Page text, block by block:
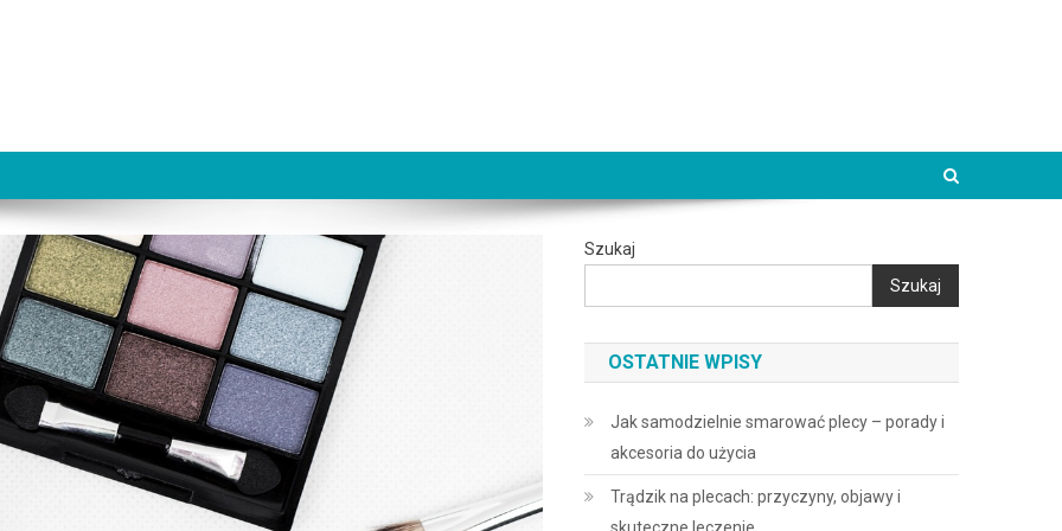
Szukaj
Szukaj
OSTATNIE WPISY
Jak samodzielnie smarować plecy – porady i
akcesoria do użycia
Trądzik na plecach: przyczyny, objawy i